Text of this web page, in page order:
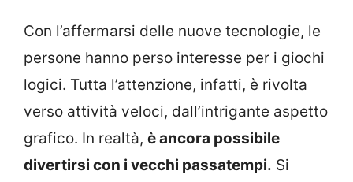
Con l’affermarsi delle nuove tecnologie, le
persone hanno perso interesse per i giochi
logici. Tutta l’attenzione, infatti, è rivolta
verso attività veloci, dall’intrigante aspetto
grafico. In realtà, è ancora possibile
divertirsi con i vecchi passatempi. Si